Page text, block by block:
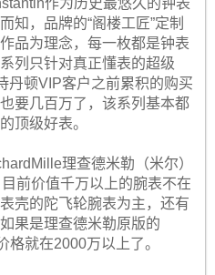
作为历史最悠久的钟表
知，品牌的“阁楼工匠”定制
品为理念，每一枚都是钟表
列只针对真正懂表的超级
丹顿VIP客户之前累积的购买
要几百万了，该系列基本都
顶级好表。
理查德米勒（米尔）
前价值千万以上的腕表不在
壳的陀飞轮腕表为主，还有
果是理查德米勒原版的
格就在2000万以上了。